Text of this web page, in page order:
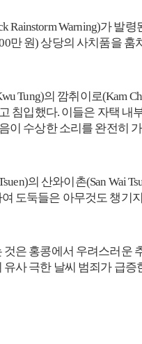
Rainstorm Warning)가 발
만 원) 상당의 사치품을
Tung)의 깜취이로(Kam
침입했다. 이들은 자택
이 수상한 소리를 완전히
의 산와이촌(San Wai
도둑들은 아무것도 챙기
은 홍콩에서 우려스러운
사 극한 날씨 범죄가 급증